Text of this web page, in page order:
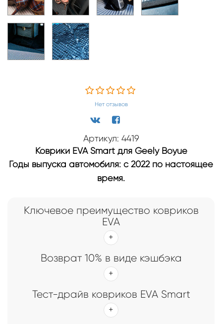
Нет отзывов
Артикул: 4419
Коврики EVA Smart для Geely Boyue
Годы выпуска автомобиля: с 2022 по настоящее
время.
Ключевое преимущество ковриков
EVA
Возврат 10% в виде кэшбэка
Тест-драйв ковриков EVA Smart